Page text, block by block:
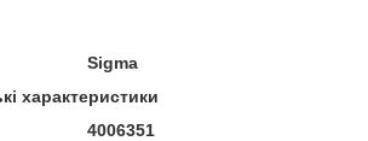
Sigma
характеристики
4006351